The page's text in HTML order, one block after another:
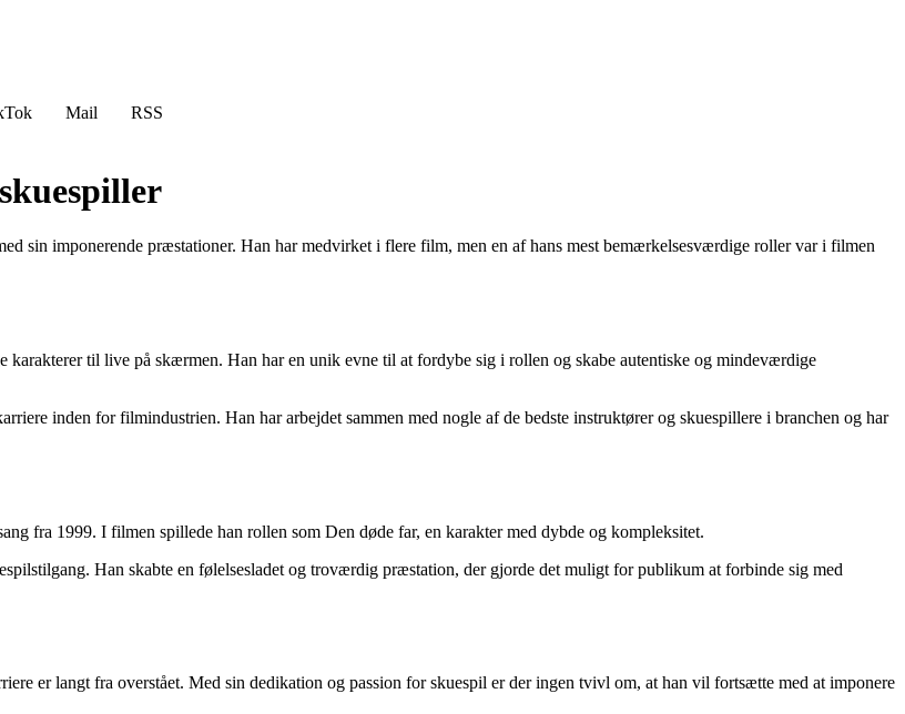
Mail
RSS
sin imponerende præstationer. Han har medvirket i flere film, men en af hans mest bemærkelsesværdige roller var i filmen
karakterer til live på skærmen. Han har en unik evne til at fordybe sig i rollen og skabe autentiske og mindeværdige
inden for filmindustrien. Han har arbejdet sammen med nogle af de bedste instruktører og skuespillere i branchen og har
fra 1999. I filmen spillede han rollen som Den døde far, en karakter med dybde og kompleksitet.
Han skabte en følelsesladet og troværdig præstation, der gjorde det muligt for publikum at forbinde sig med
er langt fra overstået. Med sin dedikation og passion for skuespil er der ingen tvivl om, at han vil fortsætte med at imponere